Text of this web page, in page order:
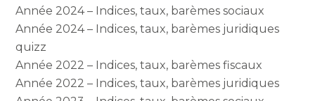
Année 2024 – Indices, taux, barèmes sociaux
Année 2024 – Indices, taux, barèmes juridiques
quizz
Année 2022 – Indices, taux, barèmes fiscaux
Année 2022 – Indices, taux, barèmes juridiques